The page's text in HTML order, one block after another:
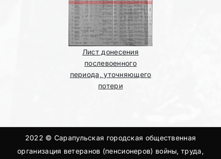
Лист донесения
послевоенного
периода, уточняющего
потери
2022 © Сарапульская городская общественная
организация ветеранов (пенсионеров) войны, труда,